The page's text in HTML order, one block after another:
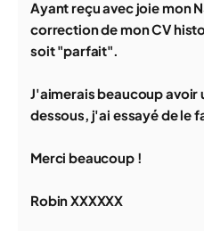
Ayant reçu avec joie mon
correction de mon CV
soit "parfait".
J'aimerais beaucoup avoir
dessous, j'ai essayé de le
Merci beaucoup !
Robin XXXXXX